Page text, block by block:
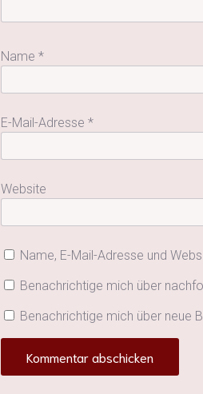
Name *
E-Mail-Adresse *
Website
Name, E-Mail-Adresse und
Benachrichtige mich über
Benachrichtige mich über neue